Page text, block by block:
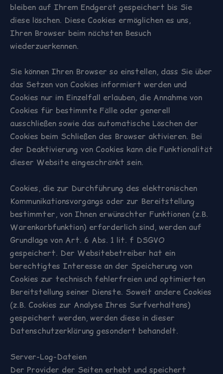
bleiben auf Ihrem Endgerät gespeichert bis Sie
diese löschen. Diese Cookies ermöglichen es uns,
Ihren Browser beim nächsten Besuch
wiederzuerkennen.
Sie können Ihren Browser so einstellen, dass Sie über
das Setzen von Cookies informiert werden und
Cookies nur im Einzelfall erlauben, die Annahme von
Cookies für bestimmte Fälle oder generell
ausschließen sowie das automatische Löschen der
Cookies beim Schließen des Browser aktivieren. Bei
der Deaktivierung von Cookies kann die Funktionalität
dieser Website eingeschränkt sein.
Cookies, die zur Durchführung des elektronischen
Kommunikationsvorgangs oder zur Bereitstellung
bestimmter, von Ihnen erwünschter Funktionen (z.B.
Warenkorbfunktion) erforderlich sind, werden auf
Grundlage von Art. 6 Abs. 1 lit. f DSGVO
gespeichert. Der Websitebetreiber hat ein
berechtigtes Interesse an der Speicherung von
Cookies zur technisch fehlerfreien und optimierten
Bereitstellung seiner Dienste. Soweit andere Cookies
(z.B. Cookies zur Analyse Ihres Surfverhaltens)
gespeichert werden, werden diese in dieser
Datenschutzerklärung gesondert behandelt.
Server-Log-Dateien
Der Provider der Seiten erhebt und speichert